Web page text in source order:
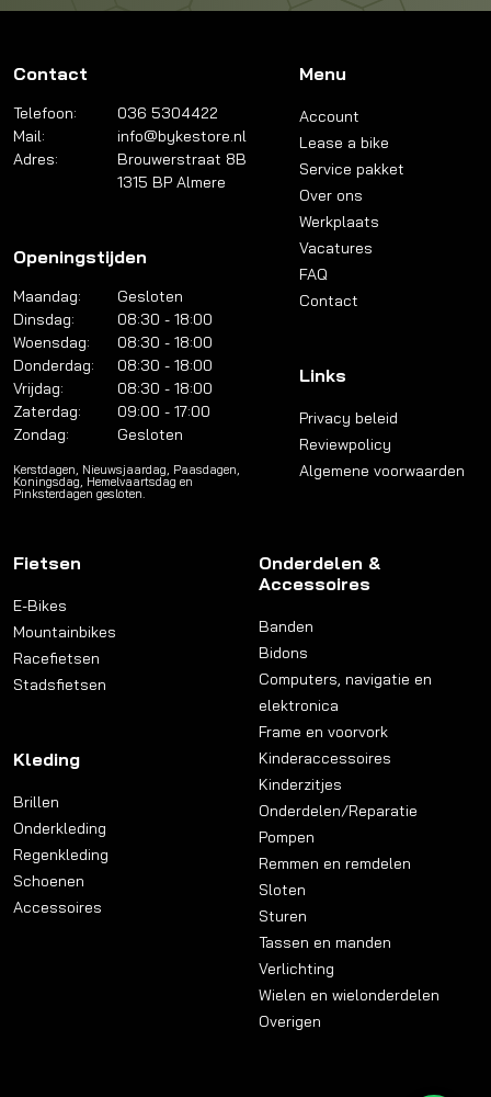
Contact
Telefoon:
036 5304422
Mail:
info@bykestore.nl
Adres:
Brouwerstraat 8B
1315 BP Almere
Openingstijden
Maandag:
Gesloten
Dinsdag:
08:30 - 18:00
Woensdag:
08:30 - 18:00
Donderdag:
08:30 - 18:00
Vrijdag:
08:30 - 18:00
Zaterdag:
09:00 - 17:00
Zondag:
Gesloten
Kerstdagen, Nieuwsjaardag, Paasdagen,
Koningsdag, Hemelvaartsdag en
Pinksterdagen gesloten.
Menu
Account
Lease a bike
Service pakket
Over ons
Werkplaats
Vacatures
FAQ
Contact
Links
Privacy beleid
Reviewpolicy
Algemene voorwaarden
Fietsen
E-Bikes
Mountainbikes
Racefietsen
Stadsfietsen
Kleding
Brillen
Onderkleding
Regenkleding
Schoenen
Accessoires
Onderdelen &
Accessoires
Banden
Bidons
Computers, navigatie en
elektronica
Frame en voorvork
Kinderaccessoires
Kinderzitjes
Onderdelen/Reparatie
Pompen
Remmen en remdelen
Sloten
Sturen
Tassen en manden
Verlichting
Wielen en wielonderdelen
Overigen